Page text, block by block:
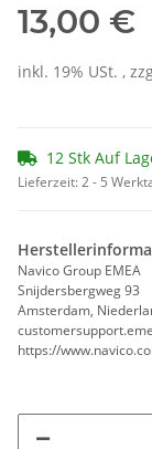
13,00 €
inkl. 19% USt. ,
12 Stk Auf
Lieferzeit:2 - 5
Navico Group EMEA
Snijdersbergweg 93
Amsterdam,
https://